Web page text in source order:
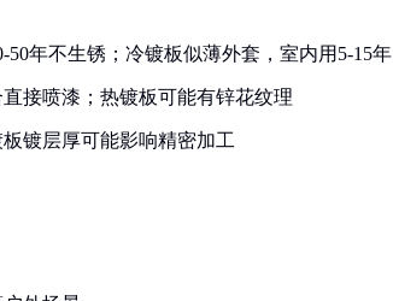
50年不生锈；冷镀板似薄外套，室内用5-15年
接喷漆；热镀板可能有锌花纹理
镀层厚可能影响精密加工